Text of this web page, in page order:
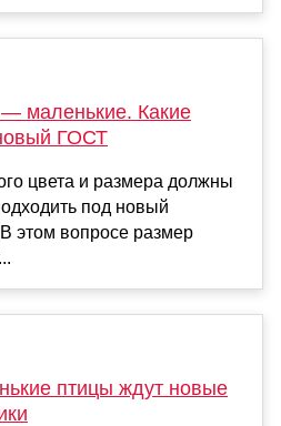
маленькие. Какие
ГОСТ
цвета и размера должны
под новый
этом вопросе размер
птицы ждут новые